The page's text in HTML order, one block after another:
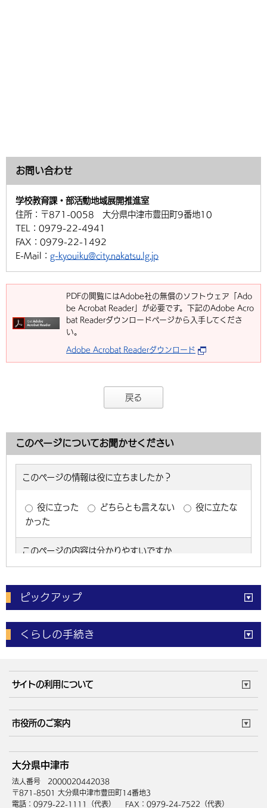
お問い合わせ
学校教育課・部活動地域展開推進室
住所： 〒871-0058 大分県中津市豊田町9番地10
TEL： 0979-22-4941
FAX： 0979-22-1492
E-Mail： g-kyouiku@city.nakatsu.lg.jp
PDFの閲覧にはAdobe社の無償のソフトウェア「Ado
be Acrobat Reader」が必要です。下記のAdobe Acro
bat Readerダウンロードページから入手してくださ
い。
Adobe Acrobat Readerダウンロード
戻る
このページについてお聞かせください
ピックアップ
電子申請 窓口の混雑状況
体育施設予約状況 ご意見・ご要望
くらしの手続き
成人・仕事
住まい・引越 ごみ・環境
健康・医療 障がい・福祉
高齢・介護
サイトの利用について
サイトマップ
市役所のご案内
庁舎地図 組織案内
中津市へのアクセス
大分県中津市
法人番号 2000020442038
〒871-8501 大分県中津市豊田町14番地3
電話：0979-22-1111（代表）
FAX：0979-24-7522（代表）